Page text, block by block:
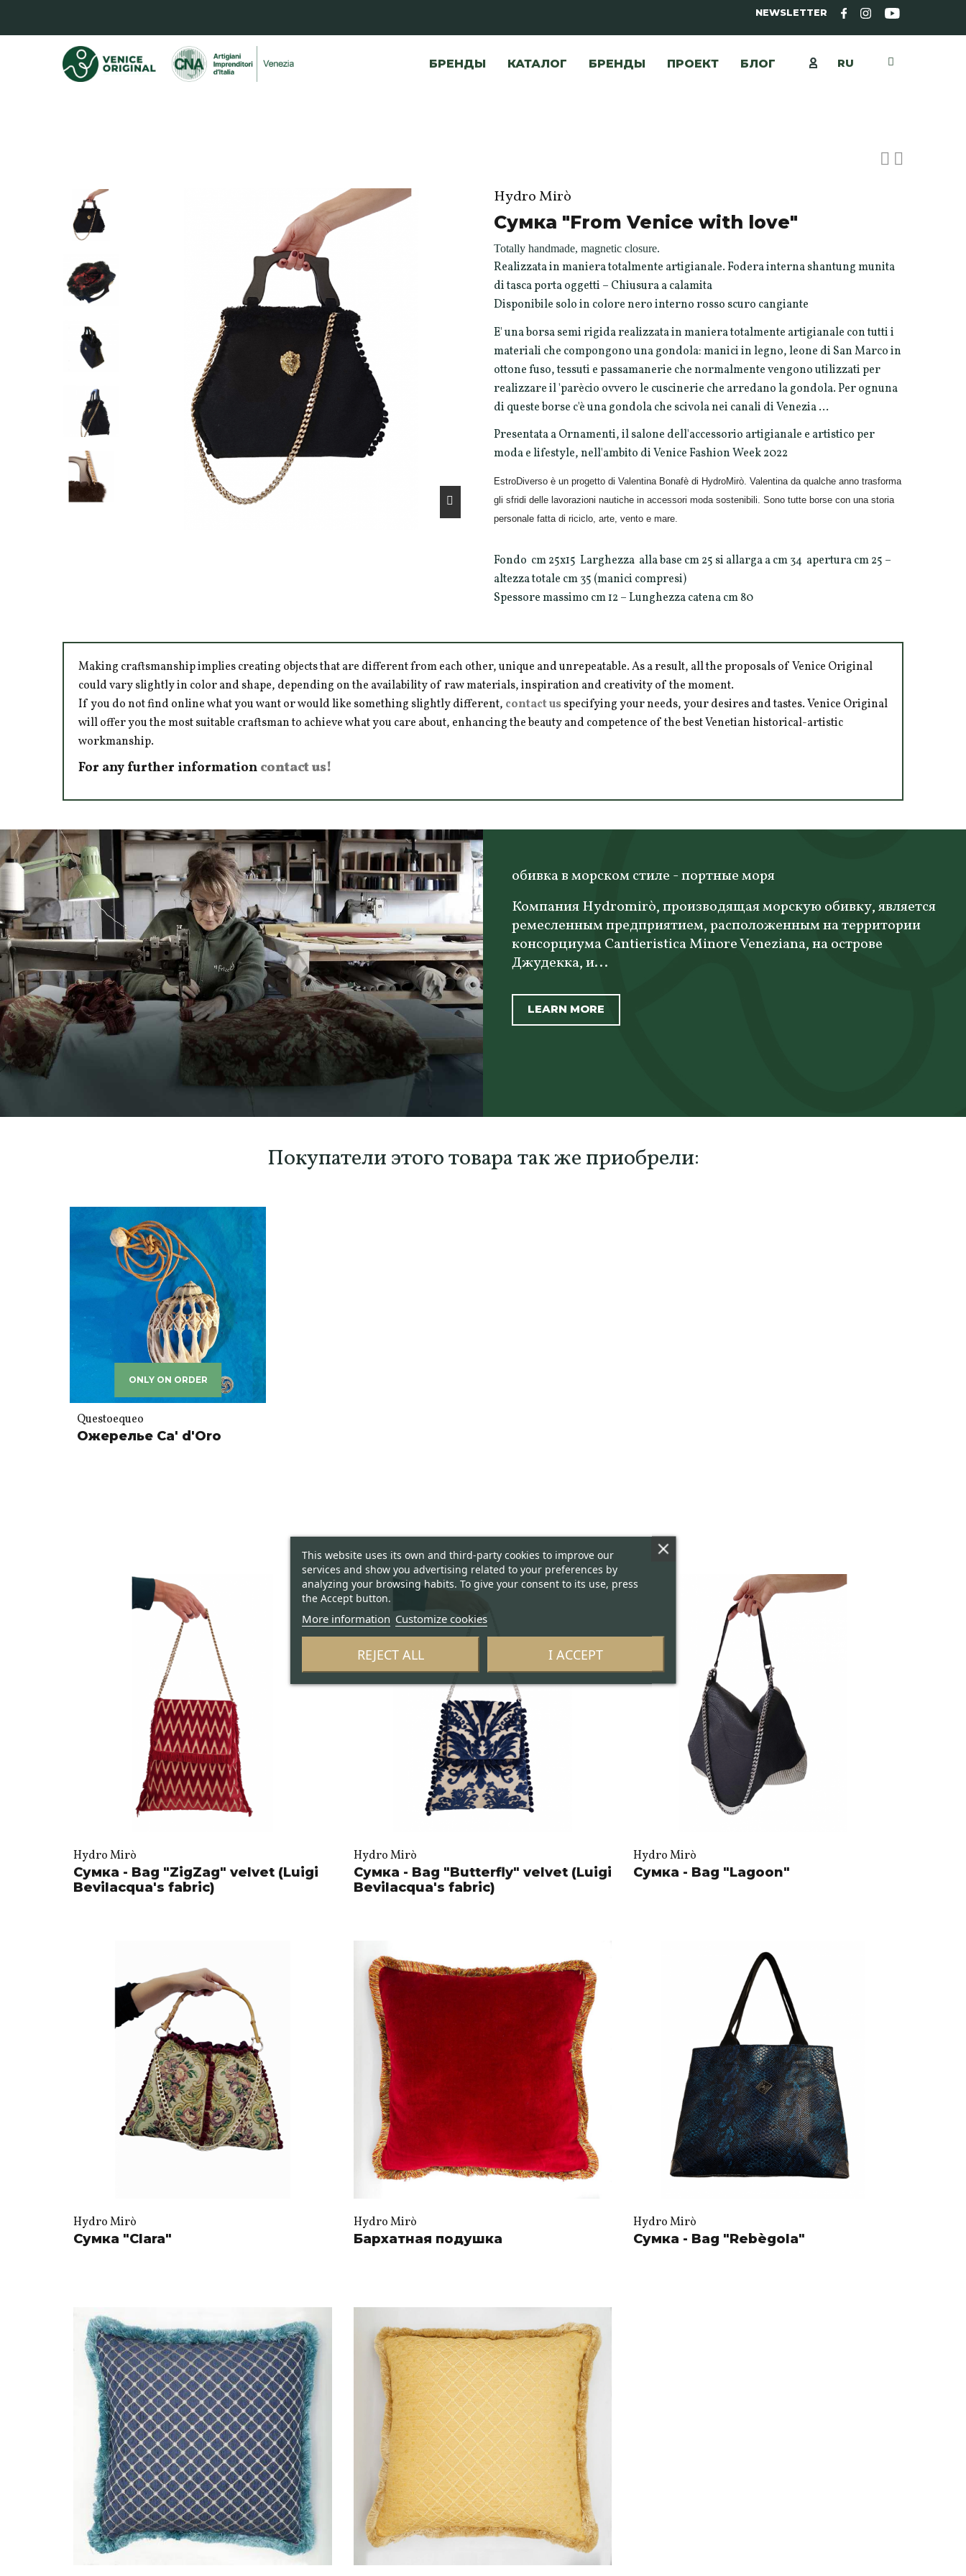
NEWSLETTER
БРЕНДЫ КАТАЛОГ БРЕНДЫ ПРОЕКТ БЛОГ RU
Hydro Mirò
Сумка "From Venice with love"
Totally handmade, magnetic closure.
Realizzata in maniera totalmente artigianale. Fodera interna shantung munita
di tasca porta oggetti – Chiusura a calamita
Disponibile solo in colore nero interno rosso scuro cangiante
E' una borsa semi rigida realizzata in maniera totalmente artigianale con tutti i
materiali che compongono una gondola: manici in legno, leone di San Marco in
ottone fuso, tessuti e passamanerie che normalmente vengono utilizzati per
realizzare il 'parècio ovvero le cuscinerie che arredano la gondola. Per ognuna
di queste borse c'è una gondola che scivola nei canali di Venezia ...
Presentata a Ornamenti, il salone dell'accessorio artigianale e artistico per
moda e lifestyle, nell'ambito di Venice Fashion Week 2022
EstroDiverso è un progetto di Valentina Bonafè di HydroMirò. Valentina da qualche anno trasforma
gli sfridi delle lavorazioni nautiche in accessori moda sostenibili. Sono tutte borse con una storia
personale fatta di riciclo, arte, vento e mare.
Fondo cm 25x15 Larghezza alla base cm 25 si allarga a cm 34 apertura cm 25 –
altezza totale cm 35 (manici compresi)
Spessore massimo cm 12 – Lunghezza catena cm 80
Making craftsmanship implies creating objects that are different from each other, unique and unrepeatable. As a result, all the proposals of Venice Original
could vary slightly in color and shape, depending on the availability of raw materials, inspiration and creativity of the moment.
If you do not find online what you want or would like something slightly different, contact usspecifying your needs, your desires and tastes. Venice Original
will offer you the most suitable craftsman to achieve what you care about, enhancing the beauty and competence of the best Venetian historical-artistic
workmanship.
For any further information contact us!
обивка в морском стиле - портные моря
Компания Hydromirò, производящая морскую обивку, является
ремесленным предприятием, расположенным на территории
консорциума Cantieristica Minore Veneziana, на острове
Джудекка, и...
LEARN MORE
Покупатели этого товара так же приобрели:
ONLY ON ORDER
Questoequeo
Ожерелье Ca' d'Oro
Hydro Mirò
Сумка - Bag "ZigZag" velvet (Luigi
Bevilacqua's fabric)
Hydro Mirò
Сумка - Bag "Butterfly" velvet (Luigi
Bevilacqua's fabric)
Hydro Mirò
Сумка - Bag "Lagoon"
Hydro Mirò
Сумка "Clara"
Hydro Mirò
Бархатная подушка
Hydro Mirò
Сумка - Bag "Rebègola"
This website uses its own and third-party cookies to improve our
services and show you advertising related to your preferences by
analyzing your browsing habits. To give your consent to its use, press
the Accept button.
More information Customize cookies
REJECT ALL I ACCEPT